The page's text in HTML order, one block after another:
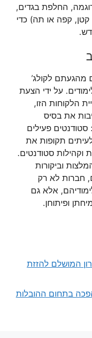
החלפת בגדים,
קטן, קפה או תה) כדי
מהגעתם לקולג’
על ידי הצעת
הלקוחות הזו,
את בסיס
סטודנטים פעילים
תקופות את
וקהילות סטודנטים.
וביקורות
חברות לא רק
אלא גם
ופיתוחן.
המושלם להזזת
בתחום ההובלות